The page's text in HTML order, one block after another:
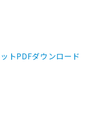
トPDFダウンロード